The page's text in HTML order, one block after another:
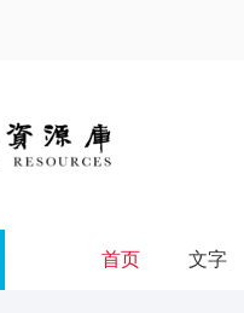
首页 文字